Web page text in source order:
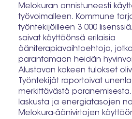
Melokuran onnistuneesti
työvoimalleen. Kommune
työntekijöilleen 3 000
saivat käyttöönsä erilaisia
ääniterapiavaihtoehtoja,
parantamaan heidän
Alustavan kokeen tulokset
Työntekijät raportoivat
merkittävästä
laskusta ja energiatasojen
Melokura-äänivirtojen